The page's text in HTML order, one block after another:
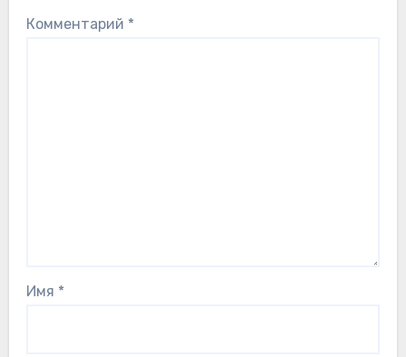
Комментарий *
Имя *